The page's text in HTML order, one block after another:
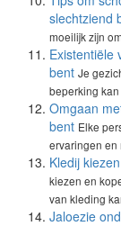
slechtziend
moeilijk zijn
Existentiële
bent Je
beperking
Omgaan
bent Elke
ervaringen en
Kledij
kiezen en
van kleding
Jaloezie